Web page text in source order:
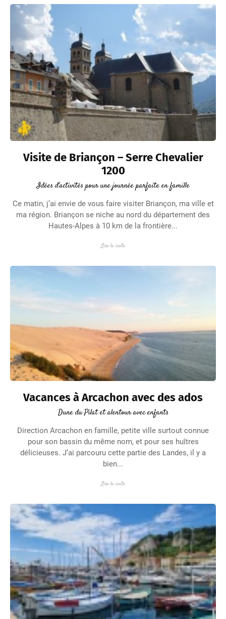
Visite de Briançon – Serre Chevalier
1200
Idées d'activités pour une journée parfaite en famille
Ce matin, j’ai envie de vous faire visiter Briançon, ma ville et
ma région. Briançon se niche au nord du département des
Hautes-Alpes à 10 km de la frontière...
Lire la suite
Vacances à Arcachon avec des ados
Dune du Pilat et alentour avec enfants
Direction Arcachon en famille, petite ville surtout connue
pour son bassin du même nom, et pour ses huîtres
délicieuses. J’ai parcouru cette partie des Landes, il y a
bien...
Lire la suite